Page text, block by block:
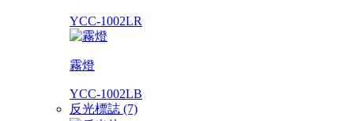
YCC-1002LR
霧燈
YCC-1002LB
反光標誌 (7)